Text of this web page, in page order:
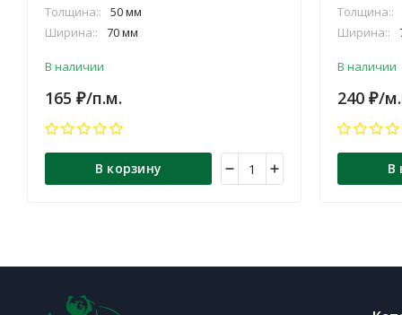
Толщина::
50 мм
Ширина::
70 мм
В наличии
165 ₽/п.м.
В корзину
Толщина::
Ширина::
В наличии
240 ₽/
В